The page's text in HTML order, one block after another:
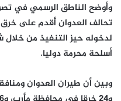
وأوضح الناطق الرسمي في
تحالف العدوان أقدم على خرق
لدخوله حيز التنفيذ من
أسلحة محرمة دوليا.